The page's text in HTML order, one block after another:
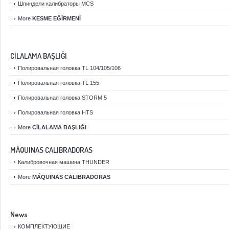
Шпиндели калибраторы MCS
More KESME EĞİRMENİ
CİLALAMA BAŞLIĞI
Полировальная головка TL 104/105/106
Полировальная головка TL 155
Полировальная головка STORM 5
Полировальная головка HTS
More CİLALAMA BAŞLIĞI
MÁQUINAS CALIBRADORAS
Калибровочная машина THUNDER
More MÁQUINAS CALIBRADORAS
News
КОМПЛЕКТУЮЩИЕ